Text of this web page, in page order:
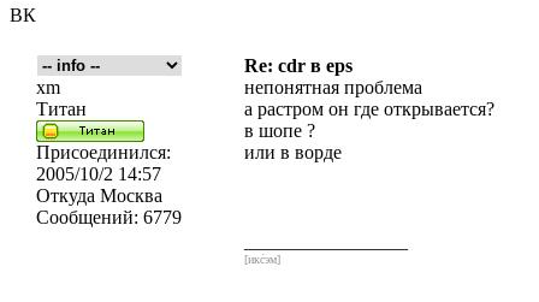
ВК
Re: cdr в eps
xm
Титан
Присоединился:
2005/10/2 14:57
Откуда Москва
Сообщений: 6779
непонятная проблема
а растром он где открывается?
в шопе ?
или в ворде
[икс́эм]